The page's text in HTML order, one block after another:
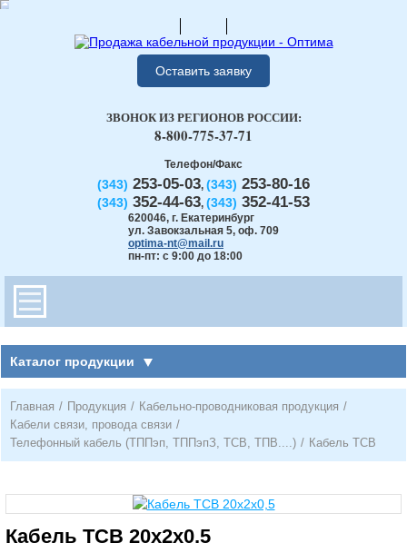
Оставить заявку
Телефон/Факс
(343) 253-05-03, (343) 253-80-16
(343) 352-44-63, (343) 352-41-53
620046, г. Екатеринбург
ул. Завокзальная 5, оф. 709
optima-nt@mail.ru
пн-пт: с 9:00 до 18:00
ЗВОНОК ИЗ РЕГИОНОВ РОССИИ:
8-800-775-37-71
Каталог продукции
Главная / Продукция / Кабельно-проводниковая продукция /
Кабели связи, провода связи /
Телефонный кабель (ТППэп, ТППэпЗ, ТСВ, ТПВ....) / Кабель ТСВ
Кабель ТСВ 20х2х0,5